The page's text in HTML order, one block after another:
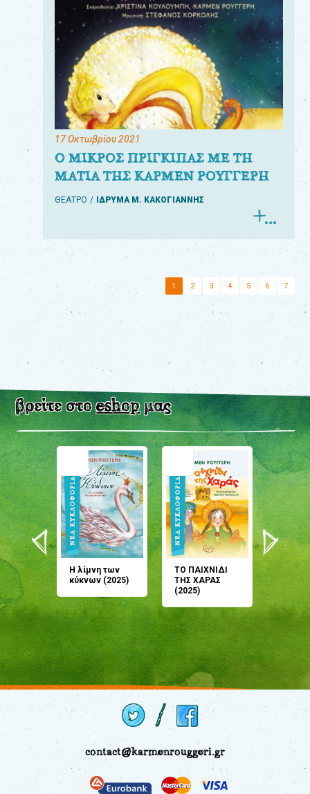
17 Οκτωβρίου 2021
Ο ΜΙΚΡΟΣ ΠΡΙΓΚΙΠΑΣ ΜΕ ΤΗ
ΜΑΤΙΑ ΤΗΣ ΚΑΡΜΕΝ ΡΟΥΓΓΕΡΗ
ΘΕΑΤΡΟ ΙΔΡΥΜΑ Μ. ΚΑΚΟΓΙΑΝΝΗΣ
1 2 3 4 5 6 7
βρείτε στοeshopμας
Η λίμνη των
κύκνων (2025)
ΤΟ ΠΑΙΧΝΙΔΙ
ΤΗΣ ΧΑΡΑΣ
(2025)
μου;
(2024)
contact@karmenrouggeri.gr